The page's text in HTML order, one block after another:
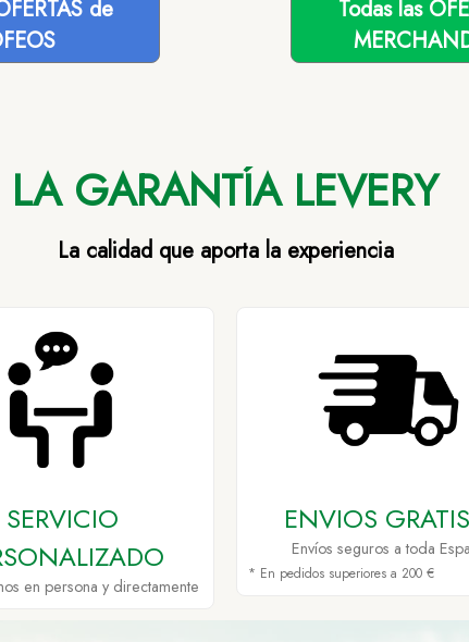
de
Todas las
LA GARANTÍA LEVERY
La calidad que aporta la experiencia
SERVICIO
en persona y directamente
ENVIOS
Envíos seguros a toda
* En pedidos superiores a 200 €